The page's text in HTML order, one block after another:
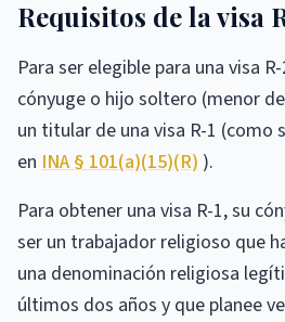
Requisitos de la visa
Para ser elegible para una visa
cónyuge o hijo soltero (menor
un titular de una visa R-1 (como
en INA § 101(a)(15)(R) ).
Para obtener una visa R-1, su
ser un trabajador religioso que
una denominación religiosa
últimos dos años y que planee